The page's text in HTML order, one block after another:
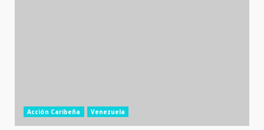
Acción Caribeña Venezuela